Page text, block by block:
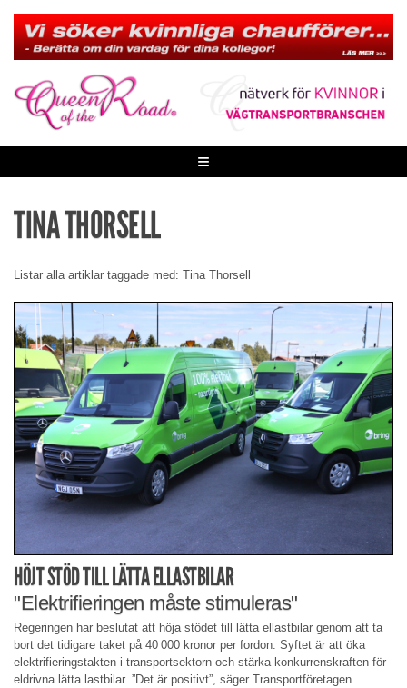
content
≡
TINA THORSELL
Listar alla artiklar taggade med: Tina Thorsell
HÖJT STÖD TILL LÄTTA ELLASTBILAR
"Elektrifieringen måste stimuleras"
Regeringen har beslutat att höja stödet till lätta ellastbilar genom att ta
bort det tidigare taket på 40 000 kronor per fordon. Syftet är att öka
elektrifieringstakten i transportsektorn och stärka konkurrenskraften för
eldrivna lätta lastbilar. ”Det är positivt”, säger Transportföretagen.